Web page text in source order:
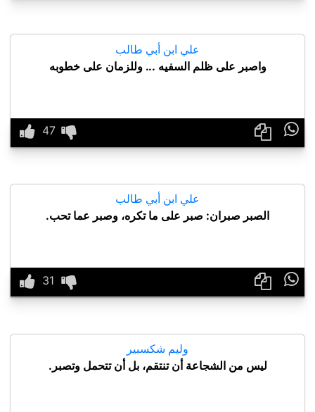
علي ابن أبي طالب
واصبر على ظلم السفيه ... وللزمان على خطوبه

علي ابن أبي طالب
الصبر صبران: صبر على ما تكره، وصبر عما تحب.

وليم شكسبير
ليس من الشجاعة أن تنتقم، بل أن تتحمل وتصبر.